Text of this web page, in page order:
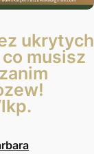
ukrytych
musisz